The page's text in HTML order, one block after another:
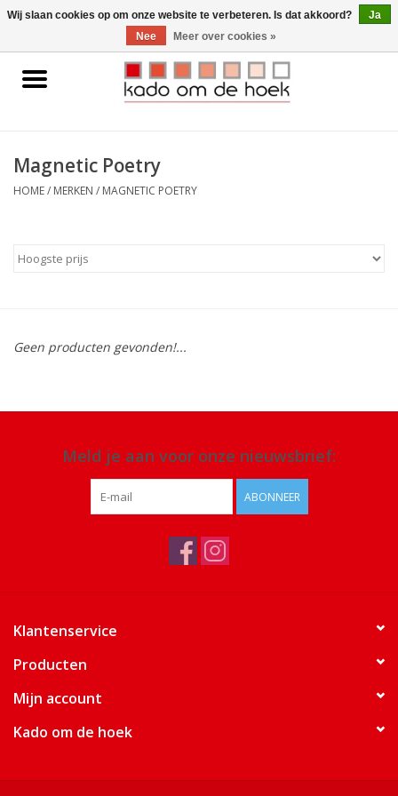
0 Artikelen - €0,00
Home
Gadgets
Magnetic Poetry
HOME/ MERKEN / MAGNETIC POETRY
Geen producten gevonden!...
Meld je aan voor onze nieuwsbrief:
ABONNEER
Klantenservice
Producten
Mijn account
Kado om de hoek
Wij slaan cookies op om onze website te verbeteren. Is dat akkoord?
Ja
Nee
Meer over cookies »